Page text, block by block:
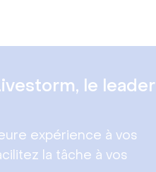
le leader
expérience à vos
la tâche à vos